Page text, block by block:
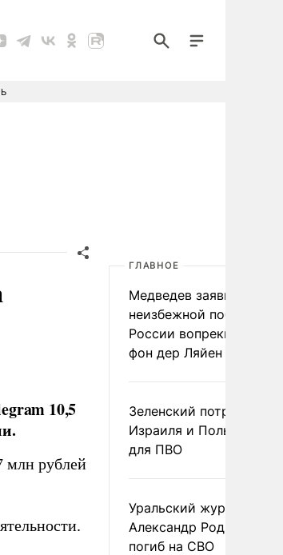
10,5
млн рублей
ГЛАВНОЕ
Медведев заявил о
неизбежной победе
России вопреки словам
фон дер Ляйен
Зеленский потребовал
Израиля и Польши
для ПВО
Уральский журналист
Александр Родионов
погиб на СВО